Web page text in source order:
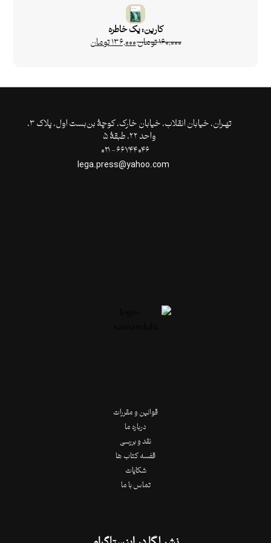
کارین: یک خاطره
۱۶۰,۰۰۰تومان۱۳۶,۰۰۰تومان
تهـران،‌ خیابان انقلاب، خیابان خارک، کوچۀ بن‌بست اول، پلاک ۳،
واحد ۲۲، طبقۀ ۵
قوانین و مقررات
درباره ما
نقد و بررسی
قفسه کتاب ها
شکایات
تماس با ما